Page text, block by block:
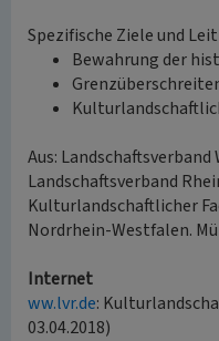
Spezifische Ziele und
Bewahrung der
Aus:
Landschaftsverband
Kulturlandschaftlicher
Nordrhein-Westfalen.
Internet
ww.lvr.de:
03.04.2018)